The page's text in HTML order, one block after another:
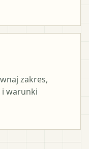
zakres,
warunki